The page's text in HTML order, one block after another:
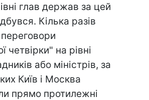
глав держав за цей
Кілька разів
четвірки" на рівні
або міністрів, за
Київ і Москва
прямо протилежні